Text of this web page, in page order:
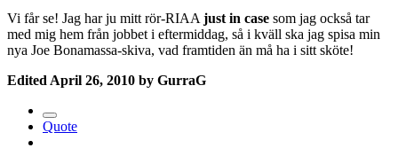
Vi får se! Jag har ju mitt rör-RIAA just in case som jag också tar
med mig hem från jobbet i eftermiddag, så i kväll ska jag spisa min
nya Joe Bonamassa-skiva, vad framtiden än må ha i sitt sköte!
Edited April 26, 2010 by GurraG
Quote